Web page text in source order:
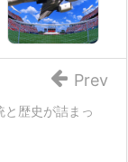
と歴史が詰まっ
Prev